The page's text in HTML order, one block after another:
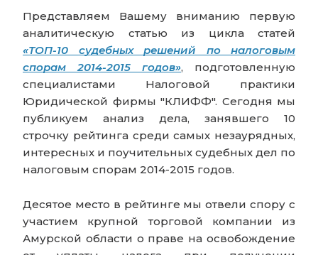
Представляем Вашему вниманию первую
аналитическую статью из цикла статей
«ТОП-10 судебных решений по налоговым
спорам 2014-2015 годов», подготовленную
специалистами Налоговой практики
Юридической фирмы "КЛИФФ". Сегодня мы
публикуем анализ дела, занявшего 10
строчку рейтинга среди самых незаурядных,
интересных и поучительных судебных дел по
налоговым спорам 2014-2015 годов.
Десятое место в рейтинге мы отвели спору с
участием крупной торговой компании из
Амурской области о праве на освобождение